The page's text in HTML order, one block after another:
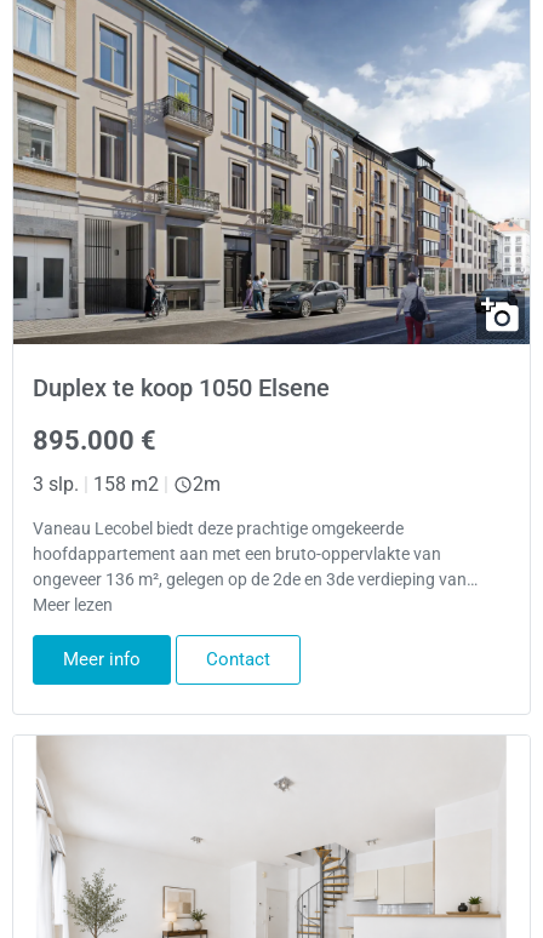
Duplex te koop 1050 Elsene
895.000 €
3 slp. | 158 m2 | 2m
Vaneau Lecobel biedt deze prachtige omgekeerde
hoofdappartement aan met een bruto-oppervlakte van
ongeveer 136 m², gelegen op de 2de en 3de verdieping van…
Meer lezen
Meer info Contact